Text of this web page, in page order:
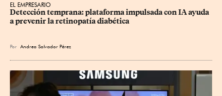
EL EMPRESARIO
Detección temprana: plataforma impulsada con IA ayuda
a prevenir la retinopatía diabética
Por Andrea Salvador Pérez